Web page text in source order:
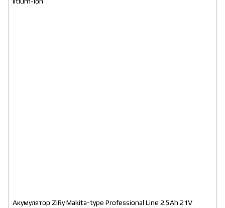
Акумулятор ZiRy Makita-type Professional Line 2.5Ah 21V